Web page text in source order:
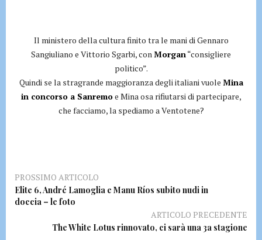
Il ministero della cultura finito tra le mani di Gennaro
Sangiuliano e Vittorio Sgarbi, conMorgan“consigliere
politico”.
Quindi se la stragrande maggioranza degli italiani vuole Mina
in concorso a Sanremoe Mina osa rifiutarsi di partecipare,
che facciamo, la spediamo a Ventotene?
PROSSIMO ARTICOLO
Elite 6, André Lamoglia e Manu Ríos subito nudi in
doccia – le foto
ARTICOLO PRECEDENTE
The White Lotus rinnovato, ci sarà una 3a stagione